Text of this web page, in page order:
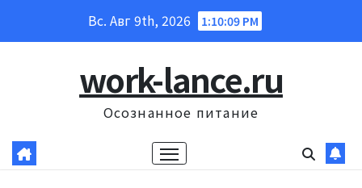
Вс. Авг 9th, 2026 1:10:10 PM
work-lance.ru
Осознанное питание